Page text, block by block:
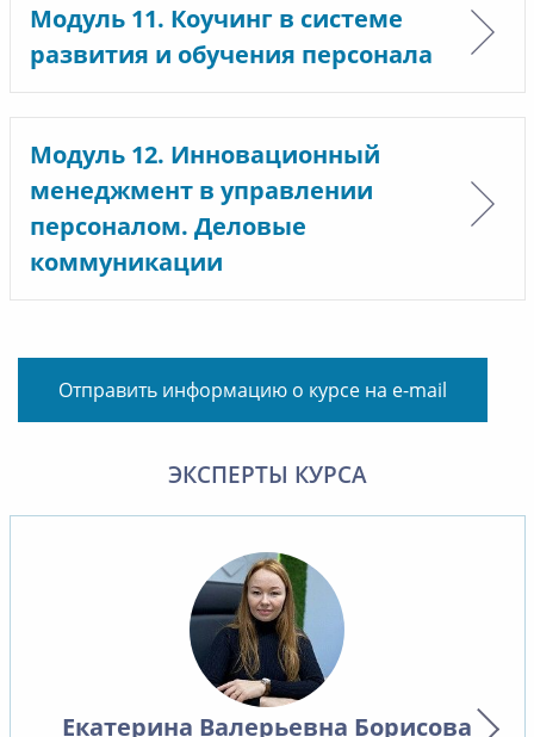
Модуль 11. Коучинг в системе
развития и обучения персонала
Модуль 12. Инновационный
менеджмент в управлении
персоналом. Деловые
коммуникации
Отправить информацию о курсе на e-mail
ЭКСПЕРТЫ КУРСА
Екатерина Валерьевна Борисова